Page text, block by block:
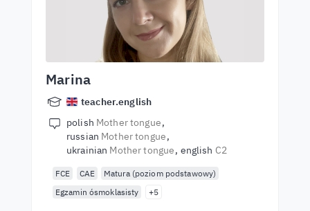
Marina
teacher.english
polish Mother tongue
russian Mother tongue
ukrainian Mother tongue english C2
FCE CAE
Matura (poziom podstawowy)
Egzamin ósmoklasisty
+5